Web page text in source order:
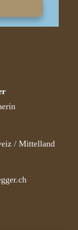
/ Mittelland